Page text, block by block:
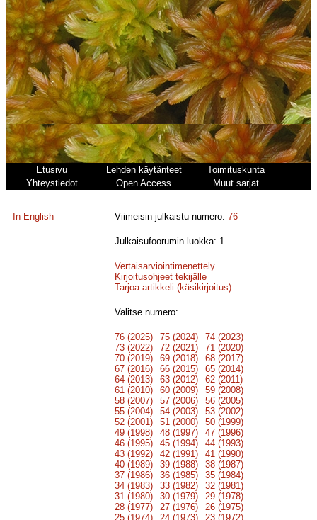
Etusivu Lehden käytänteet
Toimituskunta
Yhteystiedot
Open Access Muut sarjat
In English Viimeisin julkaistu numero:76
Julkaisufoorumin luokka: 1
Vertaisarviointimenettely
Kirjoitusohjeet tekijälle
Tarjoa artikkeli (käsikirjoitus)
Valitse numero:
76 (2025) 75 (2024)
74 (2023)
73 (2022)
72 (2021)
71 (2020)
70 (2019)
69 (2018)
68 (2017)
67 (2016)
66 (2015)
65 (2014)
64 (2013)
63 (2012)
62 (2011)
61 (2010)
60 (2009)
59 (2008)
58 (2007)
57 (2006)
56 (2005)
55 (2004)
54 (2003)
53 (2002)
52 (2001)
51 (2000)
50 (1999)
49 (1998)
48 (1997)
47 (1996)
46 (1995)
45 (1994)
44 (1993)
43 (1992)
42 (1991)
41 (1990)
40 (1989)
39 (1988)
38 (1987)
37 (1986)
36 (1985)
35 (1984)
34 (1983)
33 (1982)
32 (1981)
31 (1980)
30 (1979)
29 (1978)
28 (1977)
27 (1976)
26 (1975)
25 (1974)
24 (1973)
23 (1972)